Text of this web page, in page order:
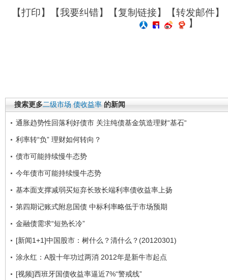
【打印】【我要纠错】【复制链接】【转发邮件】
】
搜索更多二级市场 债收益率 的新闻
通胀趋势性回落利好债市 关注纯债基金筑造理财“基石“
利率转“负” 理财如何转向？
债市可能持续慢牛态势
今年债市可能持续慢牛态势
基本面支撑减弱买短弃长致长端利率债收益率上扬
第四期记账式附息国债 中标利率略低于市场预期
金融债需求“短热长冷”
[新闻1+1]中国股市：树什么？清什么？(20120301)
涂永红：A股十年功过两消 2012年是新牛市起点
[视频]西班牙国债收益率逼近7%“警戒线”